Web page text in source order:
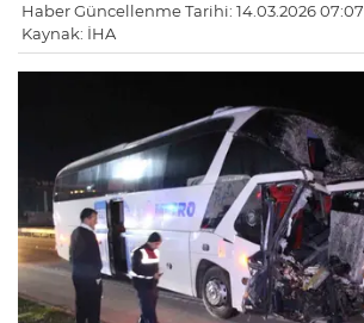
Haber Güncellenme Tarihi: 14.03.2026 07:07
Kaynak: İHA